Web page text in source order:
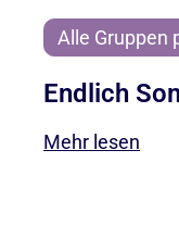
Alle Gruppen
Endlich
Mehr lesen